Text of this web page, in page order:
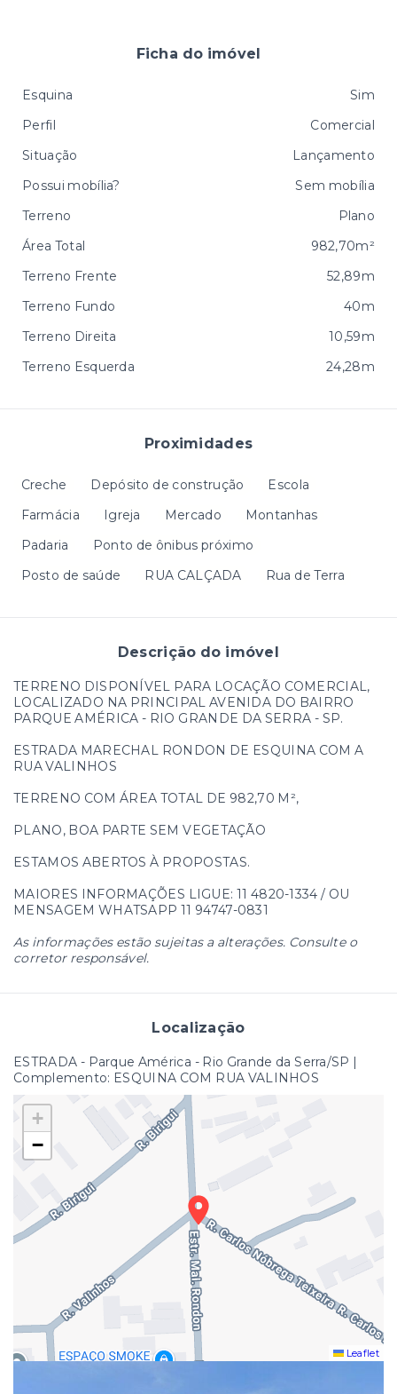
Proximidades
Creche Depósito de construção
Escola
Farmácia
Igreja Mercado
Montanhas
Padaria
Ponto de ônibus próximo
Posto de saúde
RUA CALÇADA Rua de Terra
Descrição do imóvel
TERRENO DISPONÍVEL PARA LOCAÇÃO COMERCIAL,
LOCALIZADO NA PRINCIPAL AVENIDA DO BAIRRO
PARQUE AMÉRICA - RIO GRANDE DA SERRA - SP.
ESTRADA MARECHAL RONDON DE ESQUINA COM A
RUA VALINHOS
TERRENO COM ÁREA TOTAL DE 982,70 M²,
PLANO, BOA PARTE SEM VEGETAÇÃO
ESTAMOS ABERTOS À PROPOSTAS.
MAIORES INFORMAÇÕES LIGUE: 11 4820-1334 / OU
MENSAGEM WHATSAPP 11 94747-0831
As informações estão sujeitas a alterações. Consulte o
corretor responsável.
Localização
ESTRADA - Parque América - Rio Grande da Serra/SP |
Complemento: ESQUINA COM RUA VALINHOS
+
−
Leaflet
Ficha do imóvel
Esquina
Sim
Perfil
Comercial
Situação
Lançamento
Possui mobília?
Sem mobília
Terreno
Plano
Área Total
982,70m²
Terreno Frente
52,89m
Terreno Fundo
40m
Terreno Direita
10,59m
Terreno Esquerda
24,28m